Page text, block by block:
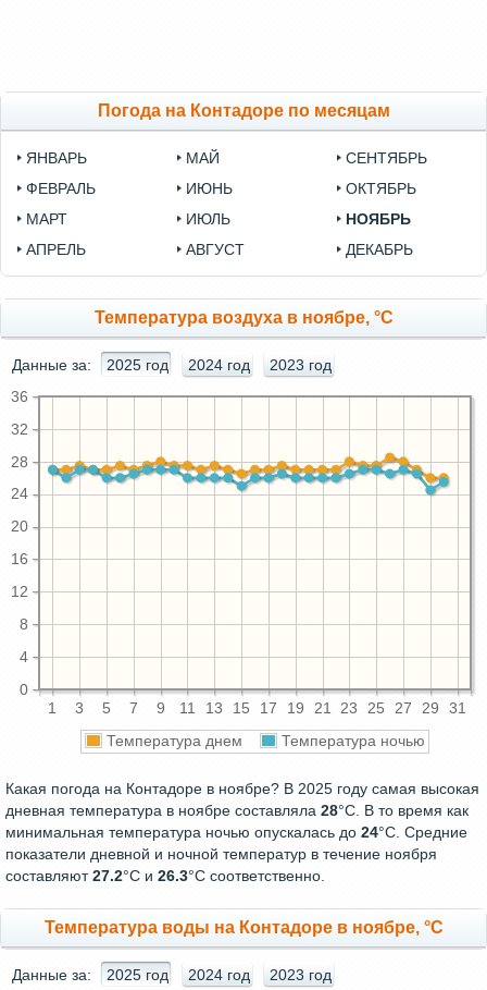
Погода на Контадоре по месяцам
ЯНВАРЬ
ФЕВРАЛЬ
МАРТ
АПРЕЛЬ
МАЙ
ИЮНЬ
ИЮЛЬ
АВГУСТ
СЕНТЯБРЬ
ОКТЯБРЬ
НОЯБРЬ
ДЕКАБРЬ
Температура воздуха в ноябре, °C
Данные за: 2025 год 2024 год 2023 год
1 3 5 7 9 11 13 15 17 19 21 23 25 27 29 31
0
4
8
12
16
20
24
28
32
36
Температура днем Температура ночью
Какая погода на Контадоре в ноябре? В 2025 году самая высокая
дневная температура в ноябре составляла 28°С. В то время как
минимальная температура ночью опускалась до 24°C. Средние
показатели дневной и ночной температур в течение ноября
составляют27.2°С и 26.3°С соответственно.
Температура воды на Контадоре в ноябре, °C
Данные за: 2025 год 2024 год 2023 год